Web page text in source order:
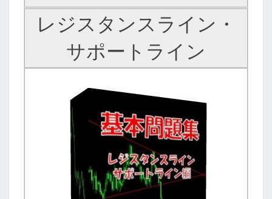
レジスタンスライン・
サポートライン